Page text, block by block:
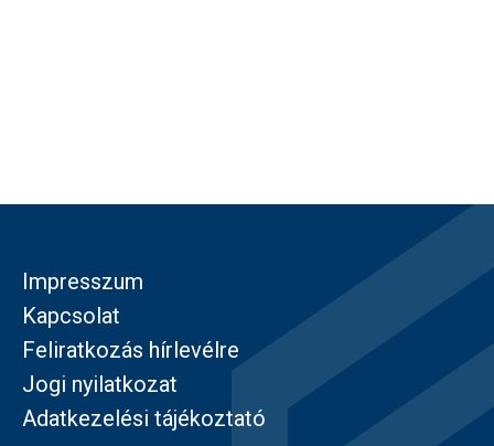
Impresszum
Kapcsolat
Feliratkozás hírlevélre
Jogi nyilatkozat
Adatkezelési tájékoztató